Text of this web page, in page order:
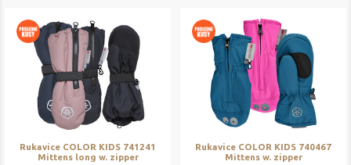
Rukavice COLOR KIDS 741241
Mittens long w. zipper
Rukavice COLOR KIDS 740467
Mittens w. zipper